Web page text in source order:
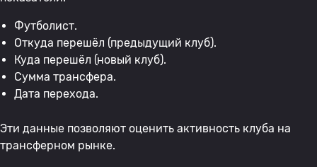
Футболист.
Откуда перешёл (предыдущий клуб).
Куда перешёл (новый клуб).
Сумма трансфера.
Дата перехода.
Эти данные позволяют оценить активность клуба на
трансферном рынке.